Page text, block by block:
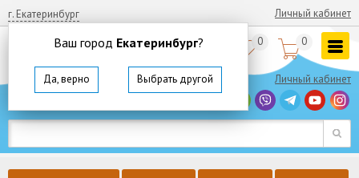
Личный кабинет
г. Екатеринбург
Ваш город Екатеринбург?
Да, верно Выбрать другой
0
 0
(800) 350 64 57
Личный кабинет
Ваш городЕкатеринбург?